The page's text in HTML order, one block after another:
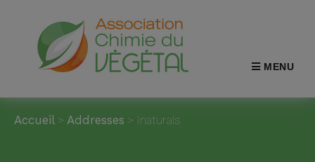
MENU
Accueil > Addresses > Inaturals